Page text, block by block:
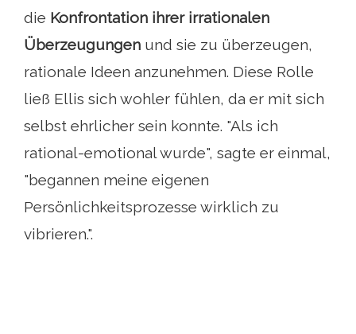
die Konfrontation ihrer irrationalen
Überzeugungen und sie zu überzeugen,
rationale Ideen anzunehmen. Diese Rolle
ließ Ellis sich wohler fühlen, da er mit sich
selbst ehrlicher sein konnte. "Als ich
rational-emotional wurde", sagte er einmal,
"begannen meine eigenen
Persönlichkeitsprozesse wirklich zu
vibrieren.".